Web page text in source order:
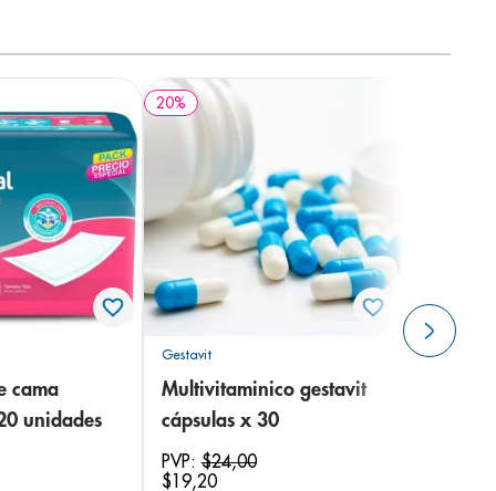
cama
unidades
20%
Gestavit
Multivitaminico gestavit
cápsulas x 30
PVP:$24,00
$19,20